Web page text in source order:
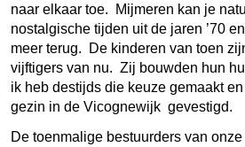
naar elkaar toe. Mijmeren kan je
nostalgische tijden uit de jaren ’70
meer terug. De kinderen van toen
vijftigers van nu. Zij bouwden hun
ik heb destijds die keuze gemaakt
gezin in de Vicognewijk gevestigd.
De toenmalige bestuurders van